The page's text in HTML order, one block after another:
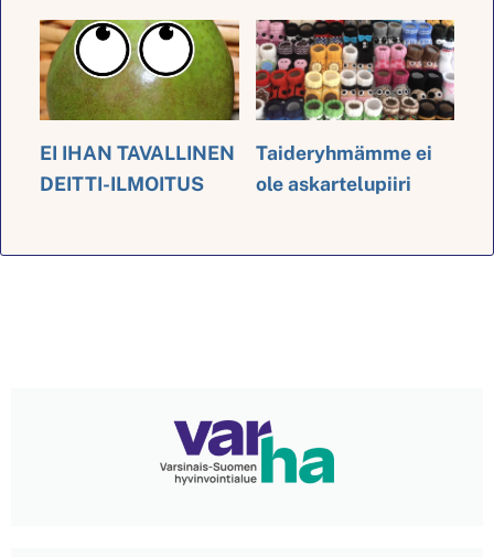
EI IHAN TAVALLINEN
DEITTI-ILMOITUS
Taideryhmämme ei
ole askartelupiiri